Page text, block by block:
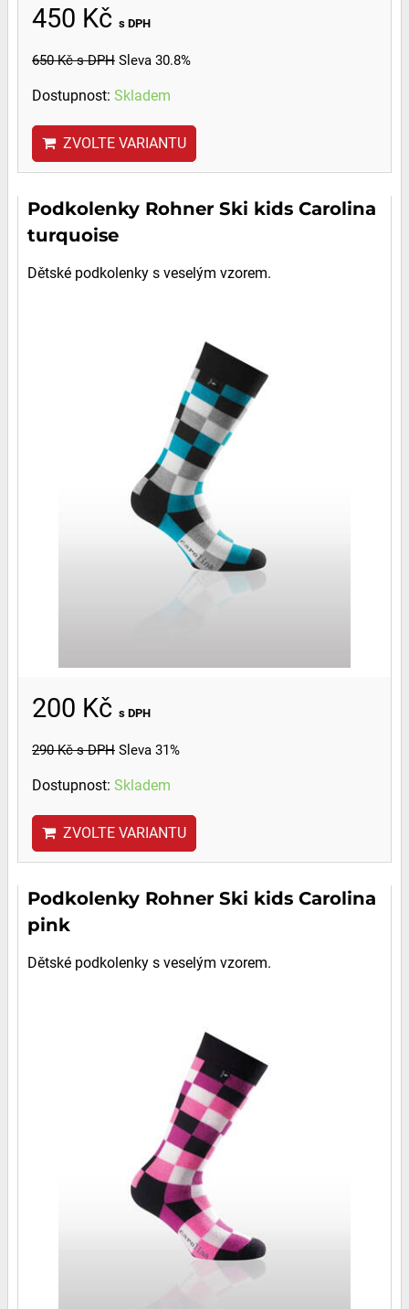
450 Kč s DPH
650 Kčs DPH Sleva 30.8%
Dostupnost: Skladem
ZVOLTE VARIANTU
Podkolenky Rohner Ski kids Carolina
turquoise
Dětské podkolenky s veselým vzorem.
200 Kč s DPH
290 Kčs DPH Sleva 31%
Dostupnost: Skladem
ZVOLTE VARIANTU
Podkolenky Rohner Ski kids Carolina
pink
Dětské podkolenky s veselým vzorem.